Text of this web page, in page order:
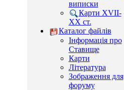
виписки
Карти XVII-
XX ст.
Каталог файлів
Інформація про
Ставище
Карти
Література
Зображення для
форуму